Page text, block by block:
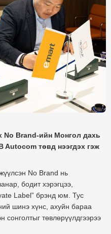
No Brand-ийн Монгол дахь
Autocom төвд нээгдэх гэж
No Brand нь
бодит хэрэгцээ,
Label” брэнд юм. Тус
шинэ хүнс, ахуйн бараа
сонголтыг төвлөрүүлдгээрээ